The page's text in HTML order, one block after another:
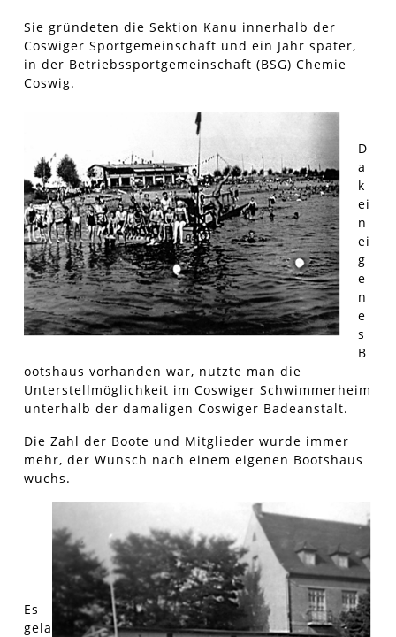
Sie gründeten die Sektion Kanu innerhalb der
Coswiger Sportgemeinschaft und ein Jahr später,
in der Betriebssportgemeinschaft (BSG) Chemie
Coswig.
D
a
k
ei
n
ei
g
e
n
e
s
B
ootshaus vorhanden war, nutzte man die
Unterstellmöglichkeit im Coswiger Schwimmerheim
unterhalb der damaligen Coswiger Badeanstalt.
Die Zahl der Boote und Mitglieder wurde immer
mehr, der Wunsch nach einem eigenen Bootshaus
wuchs.
Es
gela